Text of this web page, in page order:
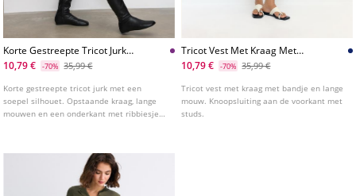
Korte Gestreepte Tricot Jurk
Met Opstaande Kraag
10,79 € -70% 35,99 €
Korte gestreepte tricot jurk met een
soepel silhouet. Opstaande kraag, lange
mouwen en een onderkant met ribbiesjes.
Tricot Vest Met Kraag Met
Bandje
10,79 € -70% 35,99 €
Tricot vest met kraag met bandje en lange
mouw. Knoopsluiting aan de voorkant met
studs.